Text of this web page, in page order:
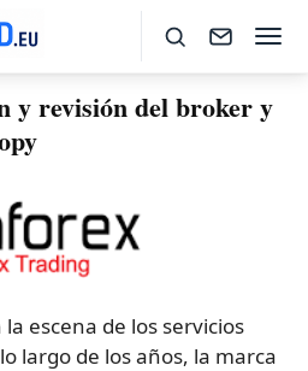
y revisión del broker y
escena de los servicios
largo de los años, la marca